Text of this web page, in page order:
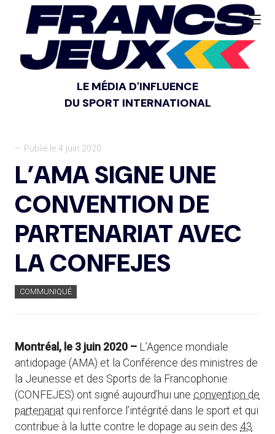
LE MÉDIA D'INFLUENCE
DU SPORT INTERNATIONAL
— Publié le 4 juin 2020
L’AMA SIGNE UNE
CONVENTION DE
PARTENARIAT AVEC
LA CONFEJES
COMMUNIQUÉ
Montréal, le 3 juin 2020 – L’Agence mondiale
antidopage (AMA) et la Conférence des ministres de
la Jeunesse et des Sports de la Francophonie
(CONFEJES) ont signé aujourd’hui une convention de
partenariat qui renforce l’intégrité dans le sport et qui
contribue à la lutte contre le dopage au sein des 43